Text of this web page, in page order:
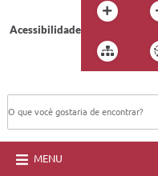
Acessibilidade
MENU